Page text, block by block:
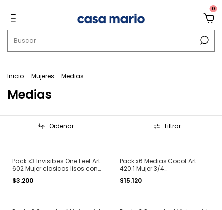
0
Inicio . Mujeres . Medias
Medias
Ordenar Filtrar
Pack x3 Invisibles One Feet Art.
602 Mujer clasicos lisos con
silicona
$3.200
Pack x6 Medias Cocot Art.
420.1 Mujer 3/4
multifilamento sin puntera
verano (cada sobre viene 2
$15.120